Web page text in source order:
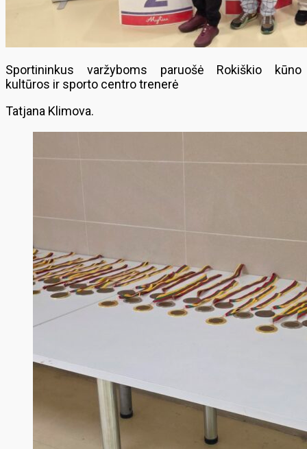
Sportininkus varžyboms paruošė Rokiškio kūno
kultūros ir sporto centro trenerė
Tatjana Klimova.